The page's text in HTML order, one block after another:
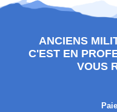
ANCIENS
C'EST EN
VOUS